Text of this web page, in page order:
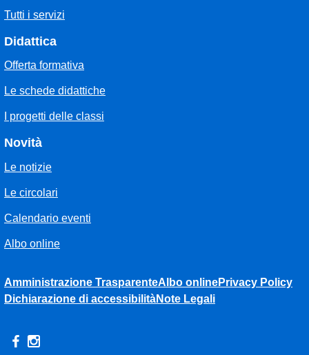
Tutti i servizi
Didattica
Offerta formativa
Le schede didattiche
I progetti delle classi
Novità
Le notizie
Le circolari
Calendario eventi
Albo online
Amministrazione TrasparenteAlbo onlinePrivacy Policy
Dichiarazione di accessibilitàNote Legali